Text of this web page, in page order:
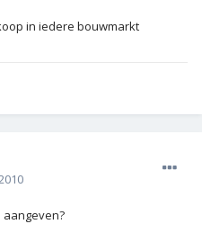
in iedere bouwmarkt